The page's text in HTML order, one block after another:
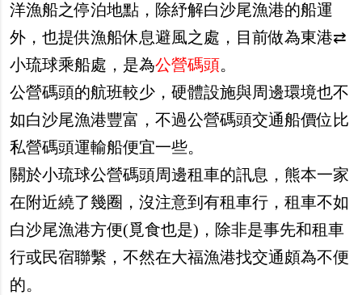
洋漁船之停泊地點，除紓解白沙尾漁港的船運
外，也提供漁船休息避風之處，目前做為東港⇄
小琉球乘船處，是為公營碼頭。
公營碼頭的航班較少，硬體設施與周邊環境也不
如白沙尾漁港豐富，不過公營碼頭交通船價位比
私營碼頭運輸船便宜一些。
關於小琉球公營碼頭周邊租車的訊息，熊本一家
在附近繞了幾圈，沒注意到有租車行，租車不如
白沙尾漁港方便(覓食也是)，除非是事先和租車
行或民宿聯繫，不然在大福漁港找交通頗為不便
的。